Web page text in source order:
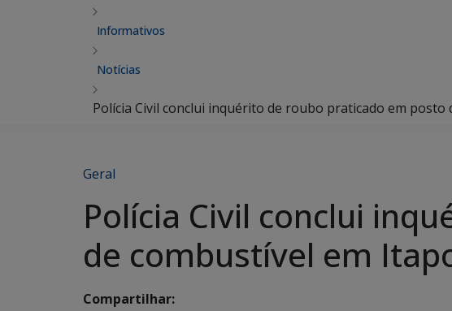
Informativos
Notícias
Polícia Civil conclui inquérito de roubo praticado em posto
Geral
Polícia Civil conclui
de combustível em
Compartilhar: